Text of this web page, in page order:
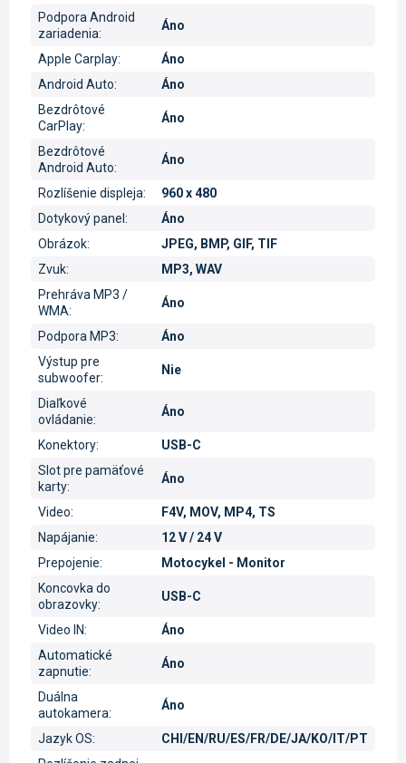
Podpora Android
zariadenia:
Áno
Apple Carplay:
Áno
Android Auto:
Áno
Bezdrôtové
CarPlay:
Áno
Bezdrôtové
Android Auto:
Áno
Rozlíšenie displeja:
960 x 480
Dotykový panel:
Áno
Obrázok:
JPEG, BMP, GIF, TIF
Zvuk:
MP3, WAV
Prehráva MP3 /
WMA:
Áno
Podpora MP3:
Áno
Výstup pre
subwoofer:
Nie
Diaľkové
ovládanie:
Áno
Konektory:
USB-C
Slot pre pamäťové
karty:
Áno
Video:
F4V, MOV, MP4, TS
Napájanie:
12 V / 24 V
Prepojenie:
Motocykel - Monitor
Koncovka do
obrazovky:
USB-C
Video IN:
Áno
Automatické
zapnutie:
Áno
Duálna
autokamera:
Áno
Jazyk OS:
CHI/EN/RU/ES/FR/DE/JA/KO/IT/PT